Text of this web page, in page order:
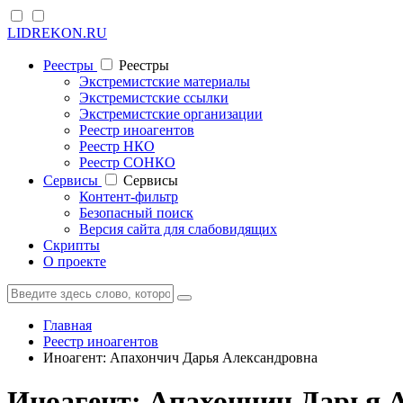
LIDREKON.RU
Реестры
Реестры
Экстремистские материалы
Экстремистские ссылки
Экстремистские организации
Реестр иноагентов
Реестр НКО
Реестр СОНКО
Cервисы
Cервисы
Контент-фильтр
Безопасный поиск
Версия сайта для слабовидящих
Скрипты
О проекте
Главная
Реестр иноагентов
Иноагент: Апахончич Дарья Александровна